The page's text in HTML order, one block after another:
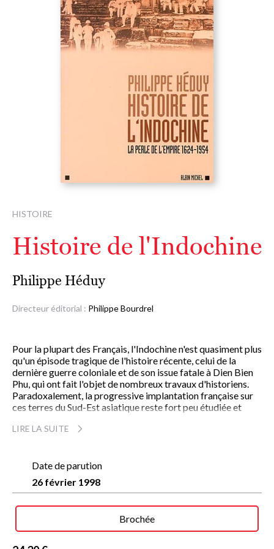
HISTOIRE
Histoire de l'Indochine
Philippe Héduy
Directeur éditorial : Philippe Bourdrel
Pour la plupart des Français, l'Indochine n'est quasiment plus
qu'un épisode tragique de l'histoire récente, celui de la
dernière guerre coloniale et de son issue fatale à Dien Bien
Phu, qui ont fait l'objet de nombreux travaux d'historiens.
Paradoxalement, la progressive implantation française sur
ces terres du Sud-Est asiatique reste fort peu étudiée et
la période où ces territoires lointains suscitaient encore
récit teinté de nostalgie mais extrêmement précis et
documenté jusque dans les moindres détails, il retrace les
trois cents ans d'aventures humaines qui, depuis les
nombreux explorateurs, marchands, missionnaires ou
conquérants. Du Père Alexandre de Rhodes évangélisant la
Cochinchine et le Tonkin jusqu'au retrait de la France, en
LIRE LA SUITE
Date de parution
26 février 1998
Brochée